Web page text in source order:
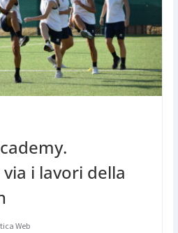
i lavori della
Web